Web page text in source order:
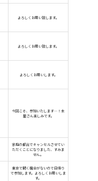
よろしくお願い致します。
よろしくお願い致します。
よろしくお願いします。
今回こそ、参加いたします…！木
屋さん楽しみです。
家庭の都合でキャンセルさせてい
ただくことになりました、すみま
せん。
東京で聞く機会がないので日帰り
で参加します。よろしくお願いしま
す。